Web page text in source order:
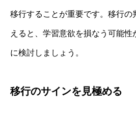
移行することが重要です。移行の
えると、学習意欲を損なう可能
に検討しましょう。
移行のサインを見極める